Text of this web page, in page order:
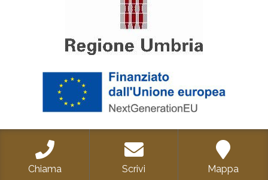
Chiama Scrivi Mappa